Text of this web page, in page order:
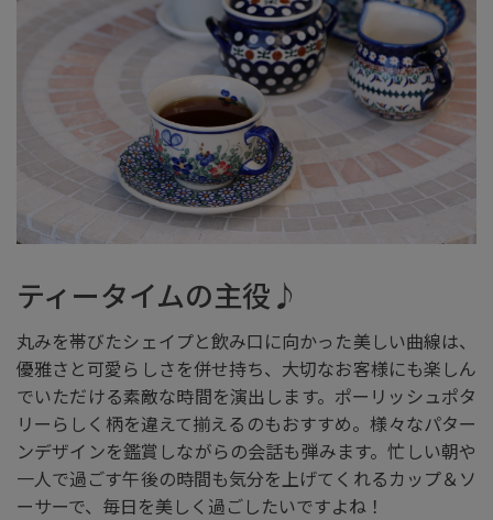
ティータイムの主役♪
丸みを帯びたシェイプと飲み口に向かった美しい曲線は、
優雅さと可愛らしさを併せ持ち、大切なお客様にも楽しん
でいただける素敵な時間を演出します。ポーリッシュポタ
リーらしく柄を違えて揃えるのもおすすめ。様々なパター
ンデザインを鑑賞しながらの会話も弾みます。忙しい朝や
一人で過ごす午後の時間も気分を上げてくれるカップ＆ソ
ーサーで、毎日を美しく過ごしたいですよね！